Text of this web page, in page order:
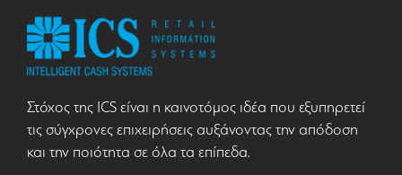
Στόχος της ICS είναι η καινοτόμος ιδέα που εξυπηρετεί
τις σύγχρονες επιχειρήσεις αυξάνοντας την απόδοση
και την ποιότητα σε όλα τα επίπεδα.